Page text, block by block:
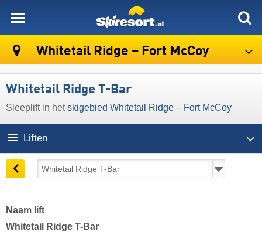
Whitetail Ridge – Fort McCoy
Whitetail Ridge T-Bar
Sleeplift in hetskigebied Whitetail Ridge – Fort McCoy
Liften
Naam lift
Whitetail Ridge T-Bar